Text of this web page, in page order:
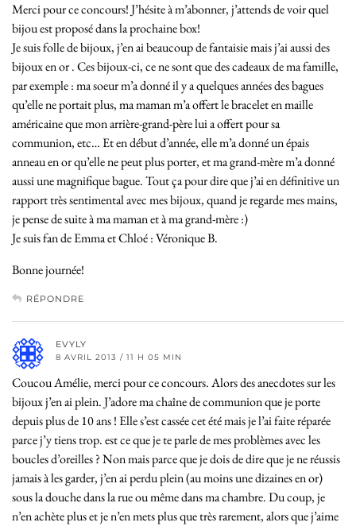
Merci pour ce concours! J’hésite à m’abonner, j’attends de voir quel
bijou est proposé dans la prochaine box!
Je suis folle de bijoux, j’en ai beaucoup de fantaisie mais j’ai aussi des
bijoux en or . Ces bijoux-ci, ce ne sont que des cadeaux de ma famille,
par exemple : ma soeur m’a donné il y a quelques années des bagues
qu’elle ne portait plus, ma maman m’a offert le bracelet en maille
américaine que mon arrière-grand-père lui a offert pour sa
communion, etc… Et en début d’année, elle m’a donné un épais
anneau en or qu’elle ne peut plus porter, et ma grand-mère m’a donné
aussi une magnifique bague. Tout ça pour dire que j’ai en définitive un
rapport très sentimental avec mes bijoux, quand je regarde mes mains,
je pense de suite à ma maman et à ma grand-mère :)
Je suis fan de Emma et Chloé : Véronique B.
Bonne journée!
RÉPONDRE
EVYLY
8 AVRIL 2013 / 11 H 05 MIN
Coucou Amélie, merci pour ce concours. Alors des anecdotes sur les
bijoux j’en ai plein. J’adore ma chaîne de communion que je porte
depuis plus de 10 ans ! Elle s’est cassée cet été mais je l’ai faite réparée
parce j’y tiens trop. est ce que je te parle de mes problèmes avec les
boucles d’oreilles ? Non mais parce que je dois de dire que je ne réussis
jamais à les garder, j’en ai perdu plein (au moins une dizaines en or)
sous la douche dans la rue ou même dans ma chambre. Du coup, je
n’en achète plus et je n’en mets plus que très rarement, alors que j’aime